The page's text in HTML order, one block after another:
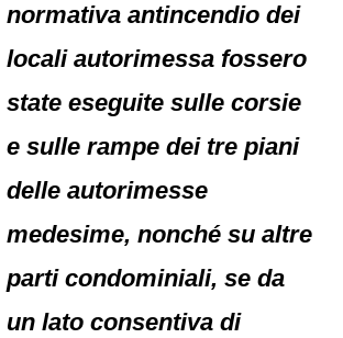
normativa antincendio dei
locali autorimessa fossero
state eseguite sulle corsie
e sulle rampe dei tre piani
delle autorimesse
medesime, nonché su altre
parti condominiali, se da
un lato consentiva di